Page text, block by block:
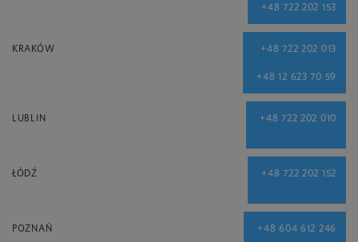
+48 722 202 153
KRAKÓW +48 722 202 013
+48 12 623 70 59
LUBLIN +48 722 202 010
ŁÓDŹ +48 722 202 152
POZNAŃ +48 604 612 246